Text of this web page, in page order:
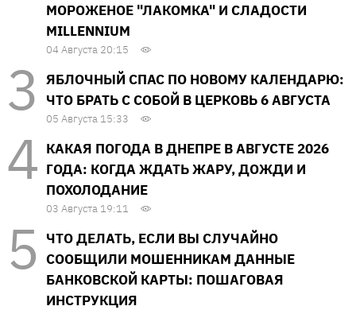
МОРОЖЕНОЕ "ЛАКОМКА" И СЛАДОСТИ
MILLENNIUM
04 Августа 20:15
ЯБЛОЧНЫЙ СПАС ПО НОВОМУ КАЛЕНДАРЮ:
ЧТО БРАТЬ С СОБОЙ В ЦЕРКОВЬ 6 АВГУСТА
05 Августа 15:33
КАКАЯ ПОГОДА В ДНЕПРЕ В АВГУСТЕ 2026
ГОДА: КОГДА ЖДАТЬ ЖАРУ, ДОЖДИ И
ПОХОЛОДАНИЕ
03 Августа 19:11
ЧТО ДЕЛАТЬ, ЕСЛИ ВЫ СЛУЧАЙНО
СООБЩИЛИ МОШЕННИКАМ ДАННЫЕ
БАНКОВСКОЙ КАРТЫ: ПОШАГОВАЯ
ИНСТРУКЦИЯ